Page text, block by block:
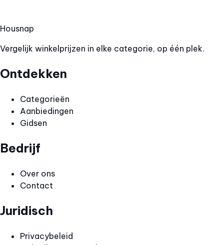
Housnap
Vergelijk winkelprijzen in elke categorie, op één plek.
Ontdekken
Categorieën
Aanbiedingen
Gidsen
Bedrijf
Over ons
Contact
Juridisch
Privacybeleid